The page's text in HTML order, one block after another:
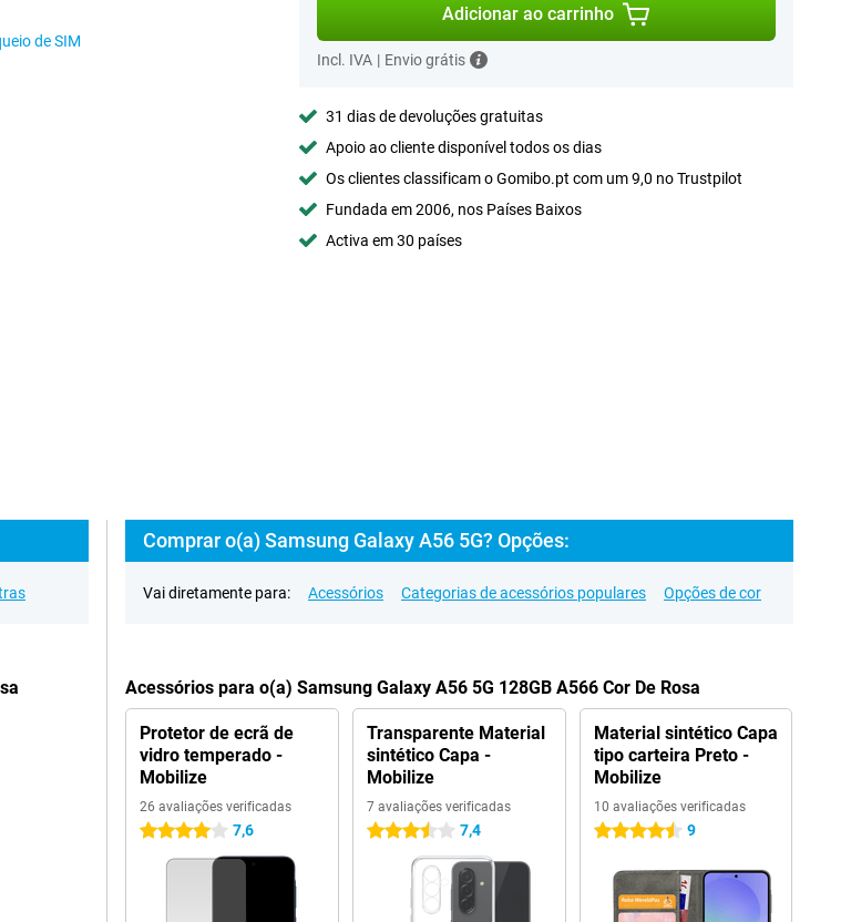
de SIM
Adicionar ao carrinho
Incl. IVA | Envio grátis
31 dias de devoluções gratuitas
Apoio ao cliente disponível todos os dias
Os clientes classificam o Gomibo.pt com um 9,0 no Trustpilot
Fundada em 2006, nos Países Baixos
Activa em 30 países
Comprar o(a) Samsung Galaxy A56 5G? Opções:
Vai diretamente para: Acessórios Categorias de acessórios populares Opções de cor
Acessórios para o(a) Samsung Galaxy A56 5G 128GB A566 Cor De Rosa
Protetor de ecrã de
vidro temperado -
Mobilize
26 avaliações verificadas
4 estrelas 7,6
Transparente Material
sintético Capa -
Mobilize
7 avaliações verificadas
3.5 estrelas 7,4
Material sintético Capa
tipo carteira Preto -
Mobilize
10 avaliações verificadas
4.5 estrelas 9